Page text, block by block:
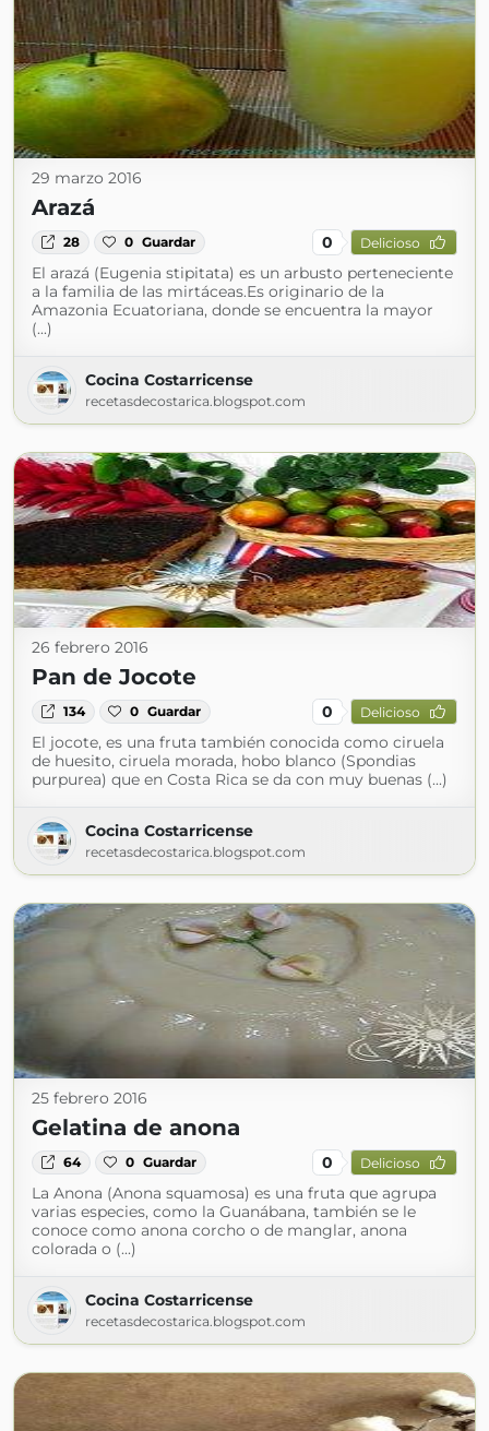
29 marzo 2016
Arazá
28 0 Guardar 0 Delicioso
El arazá (Eugenia stipitata) es un arbusto perteneciente
a la familia de las mirtáceas.Es originario de la
Amazonia Ecuatoriana, donde se encuentra la mayor
(...)
Cocina Costarricense
recetasdecostarica.blogspot.com
26 febrero 2016
Pan de Jocote
134 0 Guardar 0 Delicioso
El jocote, es una fruta también conocida como ciruela
de huesito, ciruela morada, hobo blanco (Spondias
purpurea) que en Costa Rica se da con muy buenas (...)
Cocina Costarricense
recetasdecostarica.blogspot.com
25 febrero 2016
Gelatina de anona
64 0 Guardar 0 Delicioso
La Anona (Anona squamosa) es una fruta que agrupa
varias especies, como la Guanábana, también se le
conoce como anona corcho o de manglar, anona
colorada o (...)
Cocina Costarricense
recetasdecostarica.blogspot.com